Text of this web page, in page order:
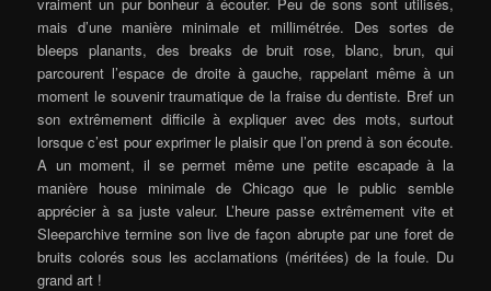
mais d’une manière minimale et millimétrée. Des sortes de
bleeps planants, des breaks de bruit rose, blanc, brun, qui
parcourent l’espace de droite à gauche, rappelant même à un
moment le souvenir traumatique de la fraise du dentiste. Bref un
son extrêmement difficile à expliquer avec des mots, surtout
lorsque c’est pour exprimer le plaisir que l’on prend à son écoute.
A un moment, il se permet même une petite escapade à la
manière house minimale de Chicago que le public semble
apprécier à sa juste valeur. L’heure passe extrêmement vite et
Sleeparchive termine son live de façon abrupte par une foret de
bruits colorés sous les acclamations (méritées) de la foule. Du
grand art !